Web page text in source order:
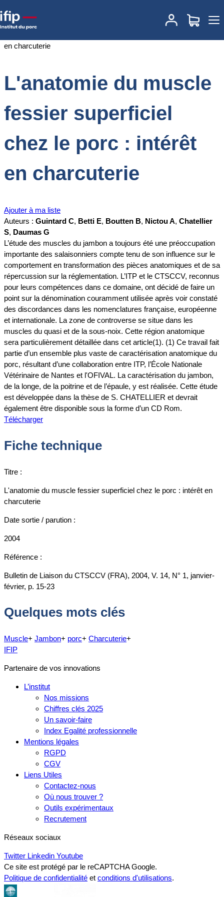
Accueil
L'anatomie du muscle fessier superficiel
chez le porc : intérêt en charcuterie
L'anatomie du muscle
fessier superficiel
chez le porc : intérêt
en charcuterie
Ajouter à ma liste
Auteurs : Guintard C, Betti E, Boutten B, Nictou A, Chatellier
S, Daumas G
L’étude des muscles du jambon a toujours été une préoccupation
importante des salaisonniers compte tenu de son influence sur le
comportement en transformation des pièces anatomiques et de sa
répercussion sur la réglementation. L’ITP et le CTSCCV, reconnus
pour leurs compétences dans ce domaine, ont décidé de faire un
point sur la dénomination couramment utilisée après voir constaté
des discordances dans les nomenclatures française, européenne
et internationale. La zone de controverse se situe dans les
muscles du quasi et de la sous-noix. Cette région anatomique
sera particulièrement détaillée dans cet article(1). (1) Ce travail fait
partie d’un ensemble plus vaste de caractérisation anatomique du
porc, résultant d’une collaboration entre ITP, l’École Nationale
Vétérinaire de Nantes et l'OFIVAL. La caractérisation du jambon,
de la longe, de la poitrine et de l’épaule, y est réalisée. Cette étude
est développée dans la thèse de S. CHATELLIER et devrait
également être disponible sous la forme d’un CD Rom.
Télécharger
Fiche technique
Titre :
L'anatomie du muscle fessier superficiel chez le porc : intérêt en
charcuterie
Date sortie / parution :
2004
Référence :
Bulletin de Liaison du CTSCCV (FRA), 2004, V. 14, N° 1, janvier-
février, p. 15-23
Quelques mots clés
Muscle+ Jambon+ porc+ Charcuterie+
IFIP
Partenaire de vos innovations
L’institut
Nos missions
Chiffres clés 2025
Un savoir-faire
Index Egalité professionnelle
Mentions légales
RGPD
CGV
Liens Utiles
Contactez-nous
Où nous trouver ?
Outils expérimentaux
Recrutement
Réseaux sociaux
Twitter Linkedin Youtube
Ce site est protégé par le reCAPTCHA Google.
Politique de confidentialité et conditions d'utilisations.